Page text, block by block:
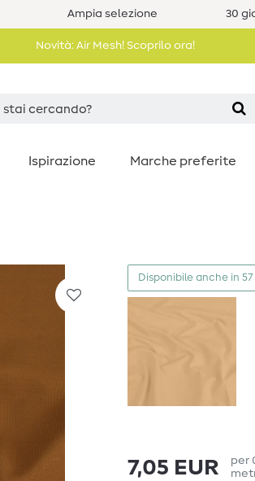
Ampia selezione 30
Novità: Air Mesh! Scoprilo ora!
Ispirazione Marche preferite
Disponibile anche in
7,05 EUR per